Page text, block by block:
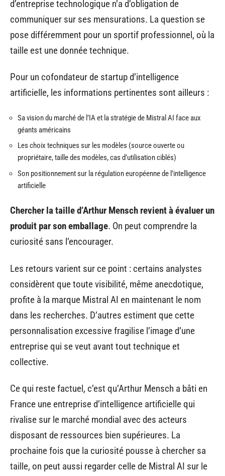
d’entreprise technologique n’a d’obligation de
communiquer sur ses mensurations. La question se
pose différemment pour un sportif professionnel, où la
taille est une donnée technique.
Pour un cofondateur de startup d’intelligence
artificielle, les informations pertinentes sont ailleurs :
Sa vision du marché de l’IA et la stratégie de Mistral AI face aux
géants américains
Les choix techniques sur les modèles (source ouverte ou
propriétaire, taille des modèles, cas d’utilisation ciblés)
Son positionnement sur la régulation européenne de l’intelligence
artificielle
Chercher la taille d’Arthur Mensch revient à évaluer un
produit par son emballage. On peut comprendre la
curiosité sans l’encourager.
Les retours varient sur ce point : certains analystes
considèrent que toute visibilité, même anecdotique,
profite à la marque Mistral AI en maintenant le nom
dans les recherches. D’autres estiment que cette
personnalisation excessive fragilise l’image d’une
entreprise qui se veut avant tout technique et
collective.
Ce qui reste factuel, c’est qu’Arthur Mensch a bâti en
France une entreprise d’intelligence artificielle qui
rivalise sur le marché mondial avec des acteurs
disposant de ressources bien supérieures. La
prochaine fois que la curiosité pousse à chercher sa
taille, on peut aussi regarder celle de Mistral AI sur le